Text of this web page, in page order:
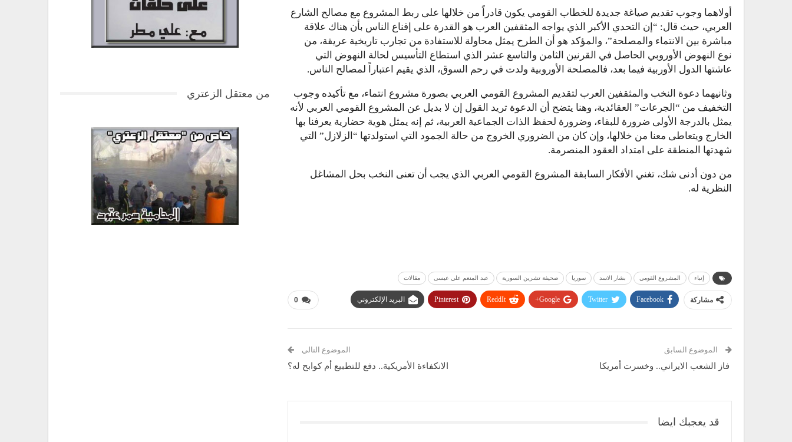
أولاهما وجوب تقديم صياغة جديدة للخطاب القومي يكون قادراً من خلالها على ربط المشروع مع مصالح الشارع
العربي، حيث قال: “إن التحدي الأكبر الذي يواجه المثقفين العرب هو القدرة على إقناع الناس بأن هناك علاقة
مباشرة بين الانتماء والمصلحة”، والمؤكد هو أن الطرح يمثل محاولة للاستفادة من تجارب تاريخية عريقة، من
نوع النهوض الأوروبي الحاصل في القرنين الثامن والتاسع عشر الذي استطاع التأسيس لحالة النهوض التي
عاشتها الدول الأوربية فيما بعد، فالمصلحة الأوروبية ولدت في رحم السوق، الذي يقيم اعتباراً لمصالح الناس.
وثانيهما دعوة النخب والمثقفين العرب لتقديم المشروع القومي العربي بصورة مشروع انتماء، مع تأكيده وجوب
التخفيف من “الجرعات” العقائدية، وهنا يتضح أن الدعوة تريد القول إن لا بديل عن المشروع القومي العربي لأنه
يمثل بالدرجة الأولى ضرورة للبقاء، وضرورة لحفظ الذات الجماعية العربية، ثم إنه يمثل هوية حضارية يعرفنا بها
الخارج ويتعاطى معنا من خلالها، وإن كان من الضروري الخروج من حالة الجمود التي استولدتها “الزلازل” التي
شهدتها المنطقة على امتداد العقود المنصرمة.
من دون أدنى شك، تغني الأفكار السابقة المشروع القومي العربي الذي يجب أن تعنى النخب بحل المشاغل
النظرية له.
إنباء المشروع القومي بشار الاسد سوريا صحيفة تشرين السورية عبد المنعم علي عيسى مقالات
0 مشاركة Facebook
Twitter
Google+
ReddIt
Pinterest البريد الإلكتروني
الموضوع السابق
فاز الشعب الايراني.. وخسرت أمريكا
الموضوع التالي
الانكفاءة الأمريكية.. دفع للتطبيع أم كوابح له؟
قد يعجبك ايضا
من معتقل الزعتري